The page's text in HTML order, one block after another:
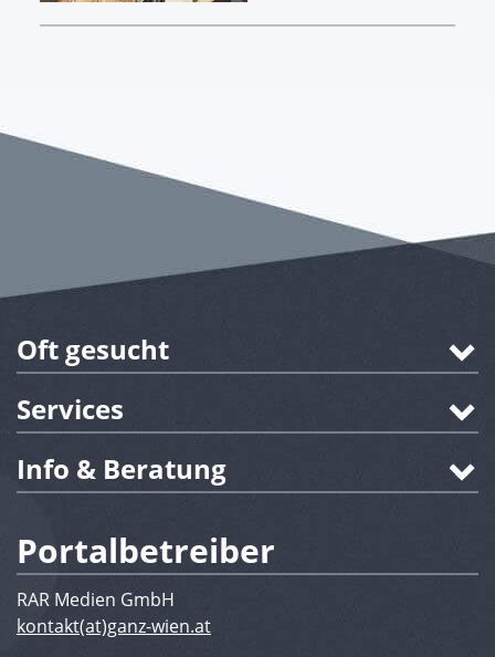
Oft gesucht
Services
Info & Beratung
Portalbetreiber
RAR Medien GmbH
kontakt(at)ganz-wien.at